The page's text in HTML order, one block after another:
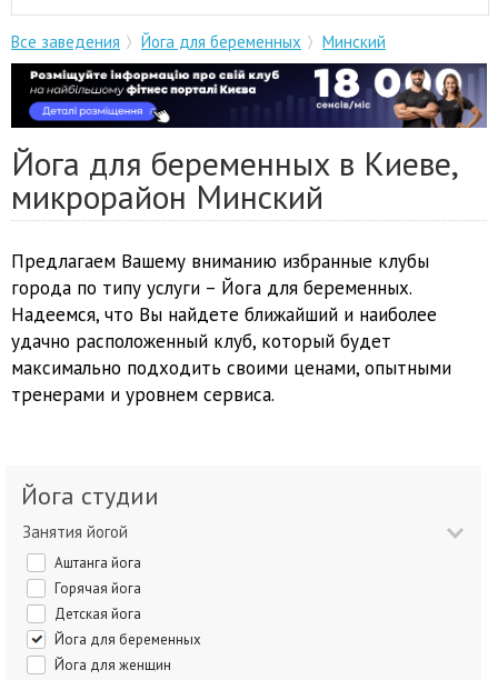
Все заведения Йога для беременных Минский
Йога для беременных в Киеве,
микрорайон Минский
Предлагаем Вашему вниманию избранные клубы
города по типу услуги – Йога для беременных.
Надеемся, что Вы найдете ближайший и наиболее
удачно расположенный клуб, который будет
максимально подходить своими ценами, опытными
тренерами и уровнем сервиса.
Йога студии
Занятия йогой
Аштанга йога
Горячая йога
Детская йога
Йога для беременных
Йога для женщин